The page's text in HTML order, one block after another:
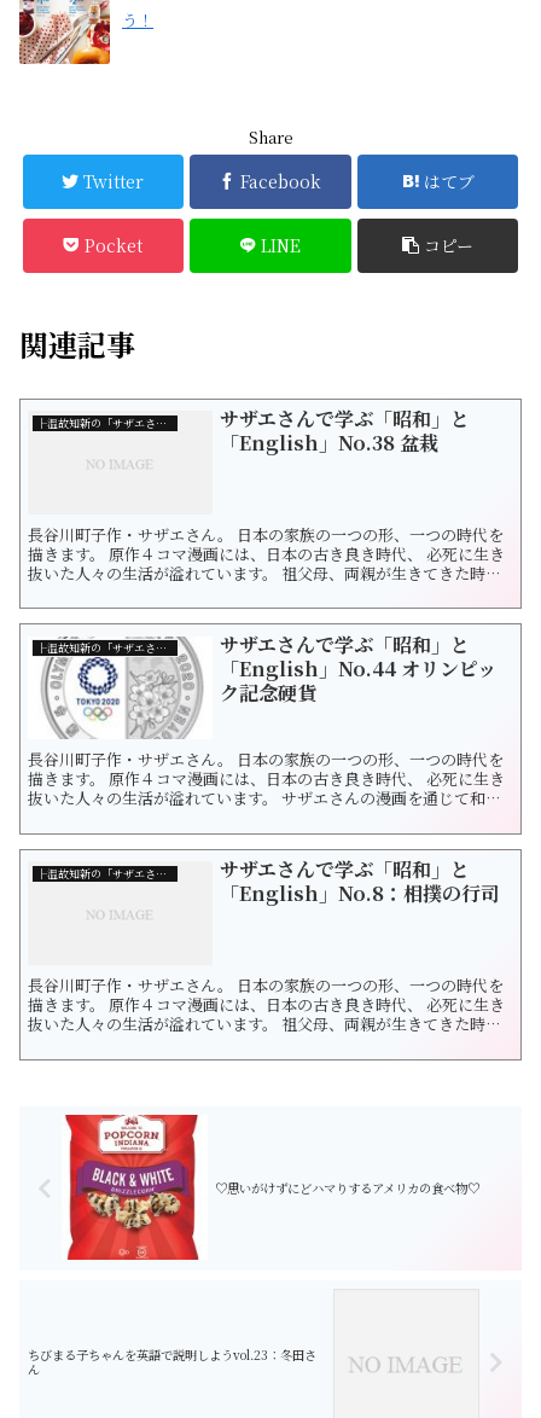
う！
Share
Twitter Facebook はてブ
Pocket LINE コピー
関連記事
├温故知新の「サザエさん」
サザエさんで学ぶ「昭和」と
「English」No.38 盆栽
長谷川町子作・サザエさん。 日本の家族の一つの形、一つの時代を
描きます。 原作４コマ漫画には、日本の古き良き時代、 必死に生き
抜いた人々の生活が溢れています。 祖父母、両親が生きてきた時代
画を通じて和洋を探求します。 今回は「盆栽」です。 盆栽は世界中
で愛されています。 盆という小さな空間の中に、一つの自然美を表
現する。...
├温故知新の「サザエさん」
サザエさんで学ぶ「昭和」と
「English」No.44 オリンピッ
ク記念硬貨
長谷川町子作・サザエさん。 日本の家族の一つの形、一つの時代を
描きます。 原作４コマ漫画には、日本の古き良き時代、 必死に生き
抜いた人々の生活が溢れています。 サザエさんの漫画を通じて和洋
├温故知新の「サザエさん」
サザエさんで学ぶ「昭和」と
「English」No.8：相撲の行司
長谷川町子作・サザエさん。 日本の家族の一つの形、一つの時代を
描きます。 原作４コマ漫画には、日本の古き良き時代、 必死に生き
抜いた人々の生活が溢れています。 祖父母、両親が生きてきた時代
画を通じて和洋を探求します。 今回は「相撲の行司」です。 相撲＝
♡思いがけずにどハマりするアメリカの食べ物♡
ちびまる子ちゃんを英語で説明しようvol.23：冬田さ
ん